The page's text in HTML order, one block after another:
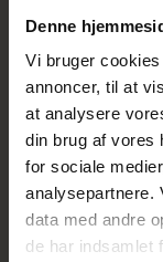
Denne
Vi bruger
annoncer, til at
at analysere
din brug af vores
for sociale
analysepartnere.
data med andre
de har indsamlet
Julie Sandlau
Rose armbånd
rosa krystal
2.400,00 kr
På lager